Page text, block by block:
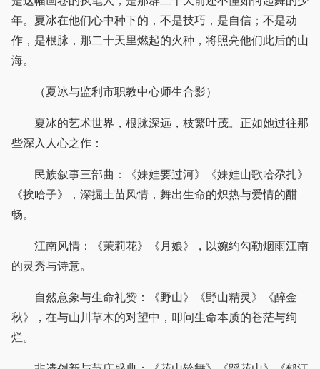
年。夏冰在他们心中种下的，不是技巧，是自信；不是动
作，是根脉，那二十天里燃起的火种，将照亮他们此后的山
海。
（夏冰与监利市职教中心师生合影）
夏冰的艺术世界，根脉深远，枝繁叶茂。正如她过往那
些深入人心之作：
民族叙事三部曲：《妹娃要过河》《妹娃山歌哈尕扎》
《挨哈子》，深掘土苗风情，舞出生命的炽热与爱情的酣
畅。
江南风情：《茉莉花》《月娘》，以婉约勾勒烟雨江南
的灵秀与诗意。
自然意象与生命礼赞：《野山》《野山精灵》《醉金
秋》，在与山川草木的对望中，叩问生命本质的苍茫与绚
烂。